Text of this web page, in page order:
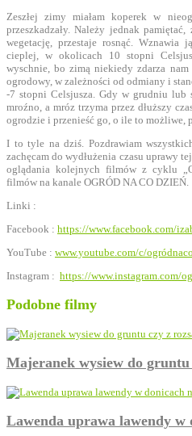
Zeszłej zimy miałam koperek w
przeszkadzały. Należy jednak
wegetację, przestaje rosnąć.
cieplej, w okolicach 10 stopni
wyschnie, bo zimą niekiedy zdarza
ogrodowy, w zależności od odmiany i
-7 stopni Celsjusza. Gdy w grudniu lub
mroźno, a mróz trzyma przez dłuższy
ogrodzie i przenieść go, o ile to możliwe,
I to tyle na dziś. Pozdrawiam
zachęcam do wydłużenia czasu uprawy
oglądania kolejnych filmów z cyklu
filmów na kanale OGRÓD NA CO DZIEŃ.
Linki :
Facebook : https://www.facebook.com/
YouTube : www.youtube.com/c/
Instagram : https://www.instagram.com/
Podobne filmy
Majeranek wysiew do gruntu
Lawenda uprawa lawendy w